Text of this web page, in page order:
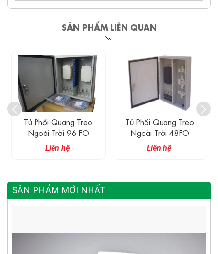
SẢN PHẨM LIÊN QUAN
Tủ Phối Quang Treo
Ngoài Trời 96 FO
Liên hệ
Tủ Phối Quang Treo
Ngoài Trời 48FO
Liên hệ
SẢN PHẨM MỚI NHẤT